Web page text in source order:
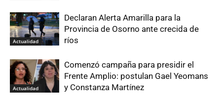
Actualidad
Declaran Alerta Amarilla para la
Provincia de Osorno ante crecida de
ríos
Actualidad
Comenzó campaña para presidir el
Frente Amplio: postulan Gael Yeomans
y Constanza Martínez